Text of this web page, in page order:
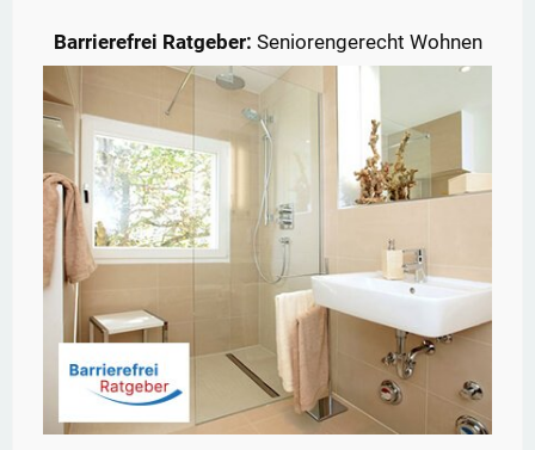
Barrierefrei Ratgeber: Seniorengerecht Wohnen